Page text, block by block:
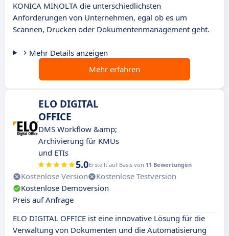
KONICA MINOLTA die unterschiedlichsten
Anforderungen von Unternehmen, egal ob es um
Scannen, Drucken oder Dokumentenmanagement geht.
Mehr Details anzeigen
Mehr erfahren
ELO DIGITAL
OFFICE
DMS Workflow &amp;
Archivierung für KMUs
und ETIs
5.0Erstellt auf Basis von 11 Bewertungen
Kostenlose Version
Kostenlose Testversion
Kostenlose Demoversion
Preis auf Anfrage
ELO DIGITAL OFFICE ist eine innovative Lösung für die
Verwaltung von Dokumenten und die Automatisierung